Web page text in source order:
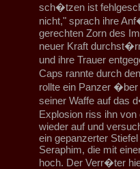
sch�tzen ist
nicht," sprach ihre
gerechten Zorn des
neuer Kraft
und ihre Trauer
Caps rannte durch
rollte ein Panzer �ber
seiner Waffe auf das
Explosion riss ihn
wieder auf und
ein gepanzerter
Seraphim, die mit
hoch. Der Verr�ter